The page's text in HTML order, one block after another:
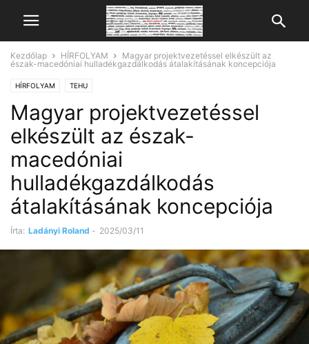
Kezdőlap HÍRFOLYAM
Magyar projektvezetéssel elkészült az
észak-macedóniai hulladékgazdálkodás átalakításának koncepciója
HÍRFOLYAM TEHU
Magyar projektvezetéssel
elkészült az észak-
macedóniai
hulladékgazdálkodás
átalakításának koncepciója
Írta: Ladányi Roland - 2025/03/11